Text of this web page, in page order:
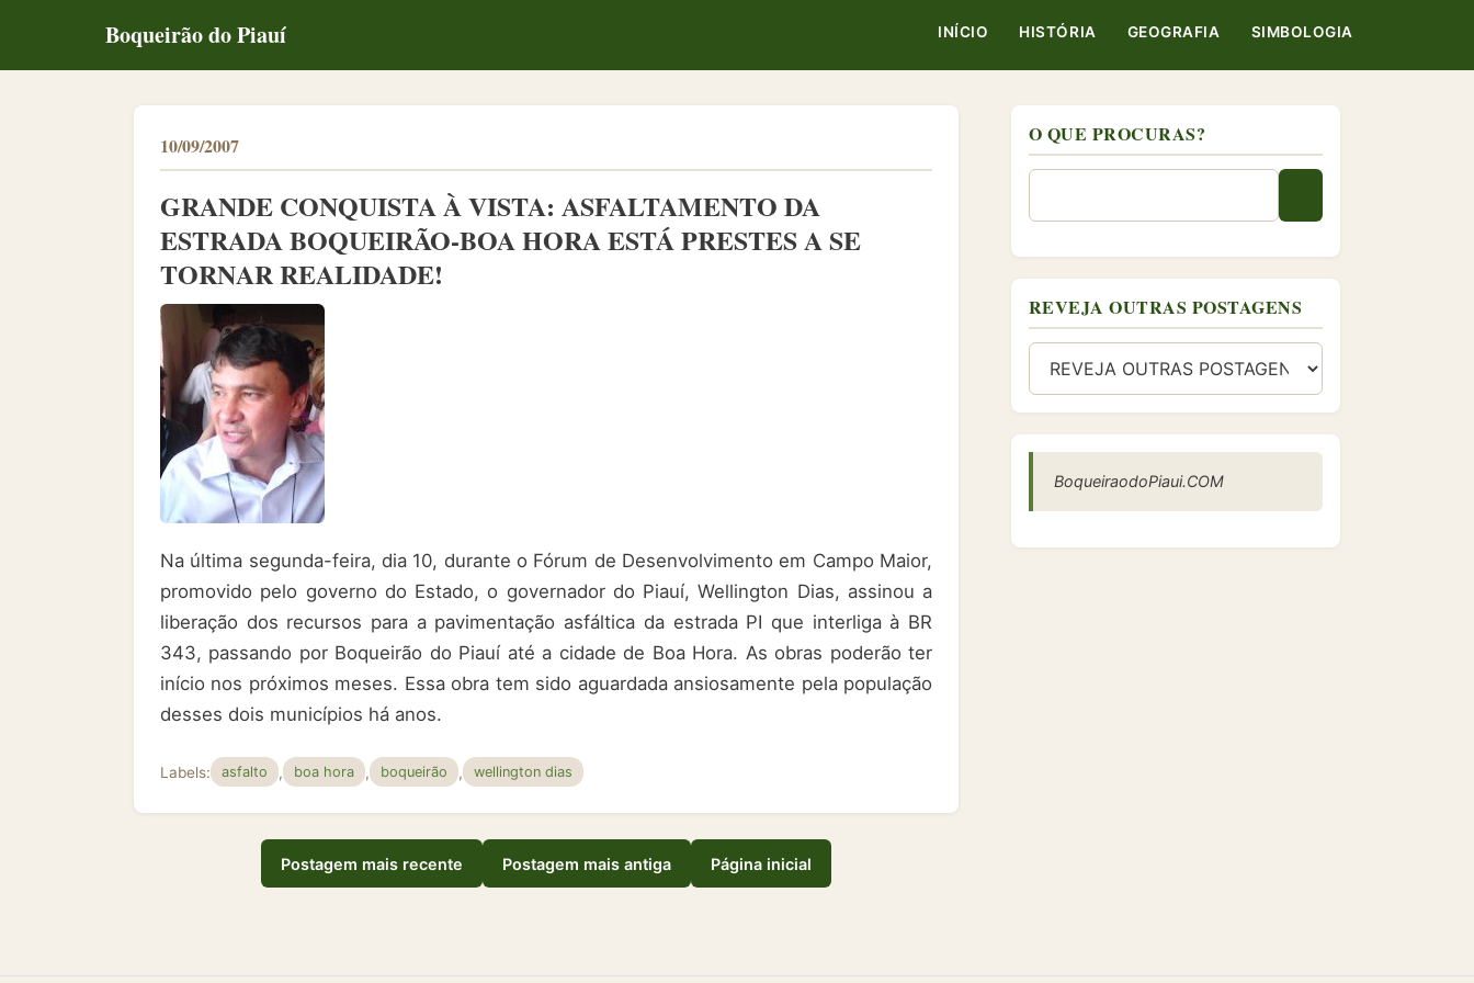
Boqueirão do Piauí INÍCIO HISTÓRIA GEOGRAFIA SIMBOLOGIA
10/09/2007
GRANDE CONQUISTA À VISTA: ASFALTAMENTO DA
ESTRADA BOQUEIRÃO-BOA HORA ESTÁ PRESTES A SE
TORNAR REALIDADE!
Na última segunda-feira, dia 10, durante o Fórum de Desenvolvimento em Campo Maior,
promovido pelo governo do Estado, o governador do Piauí, Wellington Dias, assinou a
liberação dos recursos para a pavimentação asfáltica da estrada PI que interliga à BR
343, passando por Boqueirão do Piauí até a cidade de Boa Hora. As obras poderão ter
início nos próximos meses. Essa obra tem sido aguardada ansiosamente pela população
desses dois municípios há anos.
Labels: asfalto , boa hora , boqueirão , wellington dias
Postagem mais recente Postagem mais antiga Página inicial
O QUE PROCURAS?
REVEJA OUTRAS POSTAGENS
BoqueiraodoPiaui.COM